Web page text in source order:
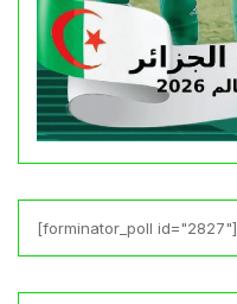
[forminator_poll id="2827"]